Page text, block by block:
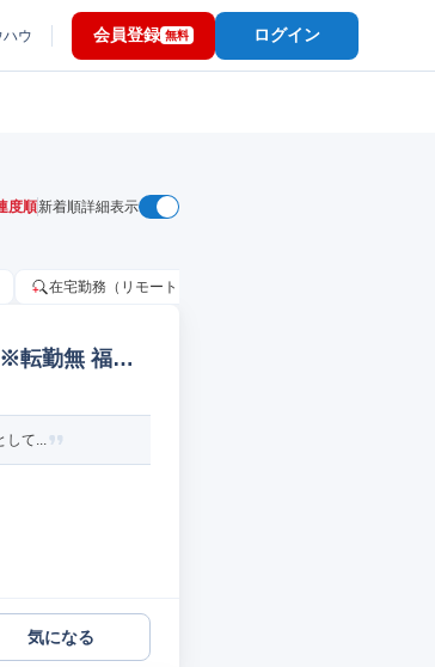
ウ 会員登録 無料 ログイン
度順新着順詳細表示
在宅勤務（リモートワーク）OK
転勤無 福祉/
して...
気になる